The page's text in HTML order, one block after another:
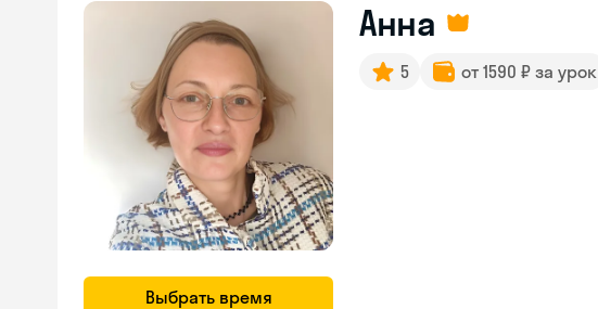
Выбрать время
Анна
5 от 1590 ₽ за урок